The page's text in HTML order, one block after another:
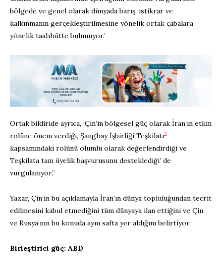
bölgede ve genel olarak dünyada barış, istikrar ve
kalkınmanın gerçekleştirilmesine yönelik ortak çabalara
yönelik taahhütte bulunuyor.’
Ortak bildiride ayrıca, ‘Çin’in bölgesel güç olarak İran’ın etkin
rolüne önem verdiği, Şanghay İşbirliği Teşkilatı2
kapsamındaki rolünü olumlu olarak değerlendirdiği ve
Teşkilata tam üyelik başvurusunu desteklediği’ de
vurgulanıyor.”
Yazar, Çin’in bu açıklamayla İran’ın dünya topluluğundan tecrit
edilmesini kabul etmediğini tüm dünyaya ilan ettiğini ve Çin
ve Rusya’nın bu konuda aynı safta yer aldığını belirtiyor.
Birleştirici güç: ABD